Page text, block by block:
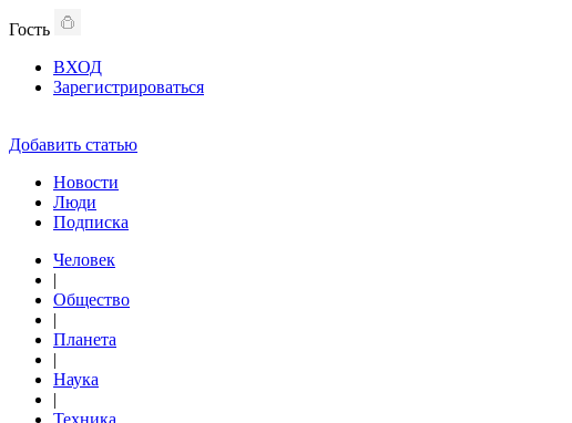
Гость
ВХОД
Зарегистрироваться
Добавить статью
Новости
Люди
Подписка
Человек
|
Общество
|
Планета
|
Наука
|
Техника